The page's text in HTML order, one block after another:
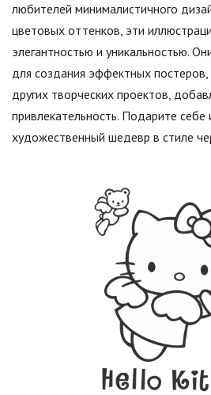
любителей минималистичного
цветовых оттенков, эти
элегантностью и уникальностью.
для создания эффектных
других творческих проектов,
привлекательность. Подарите
художественный шедевр в стиле